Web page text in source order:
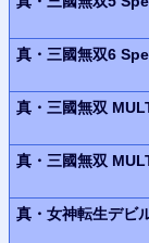
真・三國無双6
真・三國無双
真・三國無双
真・女神転生デビ